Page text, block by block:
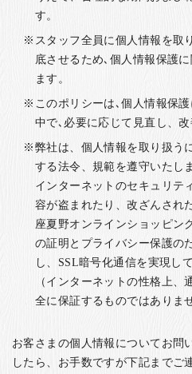
す。
スタッフ全員に個人情報を取
底させるため､個人情報保護
ます。
このポリシーは､個人情報保
中で､必要に応じて見直し、
弊社は、個人情報を取り扱う
する法令、規範を遵守いたし
インターネットのセキュリテ
容が盗まれたり、改ざんされ
座夏野オンラインショッピン
の証明とプライバシー保護の
し、SSL暗号化通信を実現し
（インターネットの性格上
全に保証するものではありま
お客さまの個人情報についてお問
したら、お手数ですが下記までご